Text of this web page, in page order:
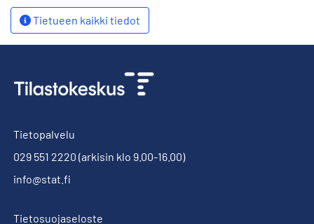
Tietueen kaikki tiedot
Tietopalvelu
029 551 2220 (arkisin klo 9.00-16.00)
info@stat.fi
Tietosuojaseloste